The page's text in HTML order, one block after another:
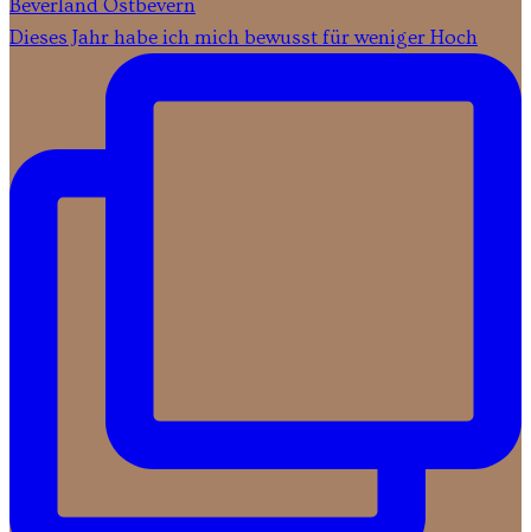
Dieses Jahr habe ich mich bewusst für weniger Hoch